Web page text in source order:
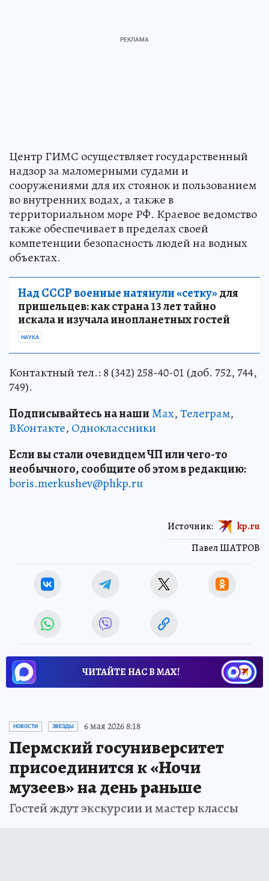
Центр ГИМС осуществляет государственный
надзор за маломерными судами и
сооружениями для их стоянок и пользованием
во внутренних водах, а также в
территориальном море РФ. Краевое ведомство
также обеспечивает в пределах своей
компетенции безопасность людей на водных
объектах.
Над СССР военные натянули «сетку»для
пришельцев: как страна 13 лет тайно
искала и изучала инопланетных гостей
НАУКА
Контактный тел.: 8 (342) 258-40-01 (доб. 752, 744,
749).
Подписывайтесь на нашиMax,Телеграм,
ВКонтакте, Одноклассники
Если вы стали очевидцем ЧП или чего-то
необычного, сообщите об этом в редакцию:
boris.merkushev@phkp.ru
Павел ШАТРОВ
Источник: kp.ru
ЧИТАЙТЕ НАС В МАХ!
НОВОСТИ ЗВЕЗДЫ 6 мая 2026 8:18
Пермский госуниверситет
присоединится к «Ночи
музеев» на день раньше
Гостей ждут экскурсии и мастер классы